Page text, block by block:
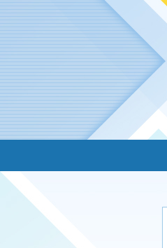
移至網頁之主要內容區位置